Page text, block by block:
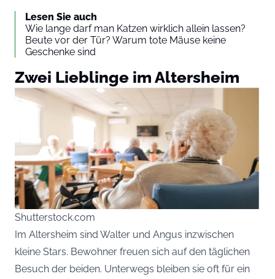
Lesen Sie auch
Wie lange darf man Katzen wirklich allein lassen?
Beute vor der Tür? Warum tote Mäuse keine
Geschenke sind
Zwei Lieblinge im Altersheim
Shutterstock.com
Im Altersheim sind Walter und Angus inzwischen
kleine Stars. Bewohner freuen sich auf den täglichen
Besuch der beiden. Unterwegs bleiben sie oft für ein